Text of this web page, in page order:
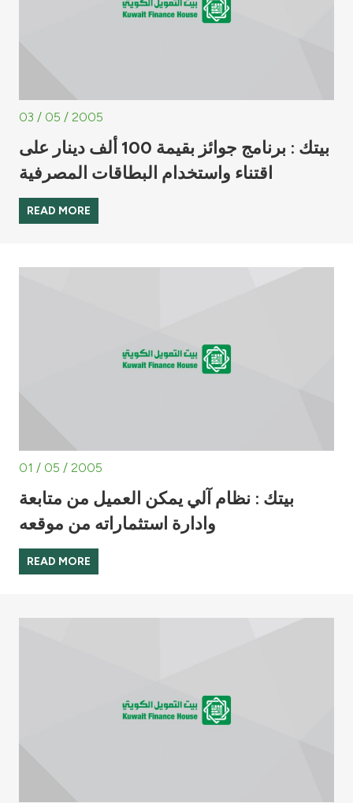
03 / 05 / 2005
بيتك : برنامج جوائز بقيمة 100 ألف دينار على
اقتناء واستخدام البطاقات المصرفية
READ MORE
01 / 05 / 2005
بيتك : نظام آلي يمكن العميل من متابعة
وادارة استثماراته من موقعه
READ MORE